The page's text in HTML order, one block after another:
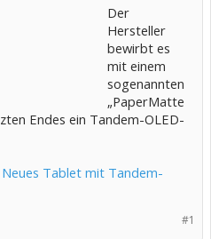
Der
Hersteller
bewirbt es
mit einem
sogenannten
„PaperMatte
Endes ein Tandem-OLED-
Tablet mit Tandem-
#1